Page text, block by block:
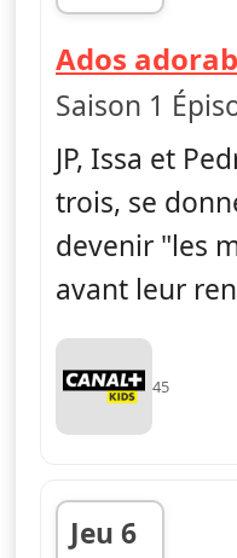
fin 22h02
Ados
Saison 1
JP, Issa et
trois, se
devenir "les
avant leur
45
Jeu 6